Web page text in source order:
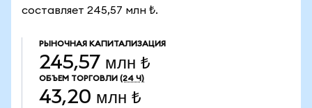
составляет 245,57 млн ₺.
РЫНОЧНАЯ КАПИТАЛИЗАЦИЯ
245,57 млн ₺
ОБЪЕМ ТОРГОВЛИ (24 Ч)
43,20 млн ₺